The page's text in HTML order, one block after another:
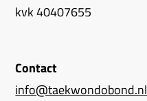
kvk 40407655
Contact
info@taekwondobond.nl